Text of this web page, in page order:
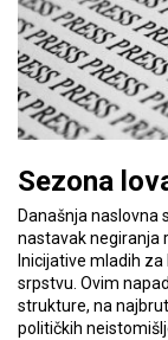
Sezona
Današnja
nastavak negiranja
Inicijative mladih
srpstvu. Ovim
strukture, na
političkih